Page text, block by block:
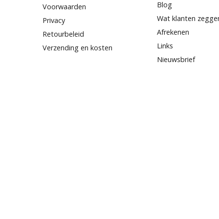
Voorwaarden
Privacy
Retourbeleid
Verzending en kosten
Blog
Wat klanten
Afrekenen
Links
Nieuwsbrief